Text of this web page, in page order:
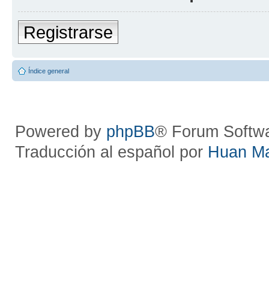
Registrarse
Índice general
Powered by phpBB® Forum
Traducción al español por Huan